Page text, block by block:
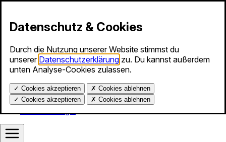
Produkte
Info-Stunde
Services
Über uns
Hilfe
Kalender-Login
Datenschutz & Cookies
Durch die Nutzung unserer Website stimmst du
unserer Datenschutzerklärung zu. Du kannst außerdem
unten Analyse-Cookies zulassen.
✓ Cookies akzeptieren ✗ Cookies ablehnen
✓ Cookies akzeptieren ✗ Cookies ablehnen